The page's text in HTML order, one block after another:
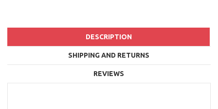
DESCRIPTION
SHIPPING AND RETURNS
REVIEWS